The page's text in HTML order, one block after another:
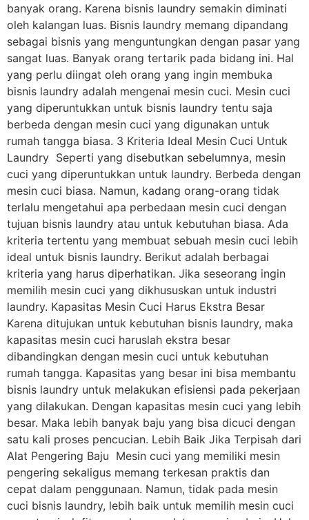
banyak orang. Karena bisnis laundry semakin diminati
oleh kalangan luas. Bisnis laundry memang dipandang
sebagai bisnis yang menguntungkan dengan pasar yang
sangat luas. Banyak orang tertarik pada bidang ini. Hal
yang perlu diingat oleh orang yang ingin membuka
bisnis laundry adalah mengenai mesin cuci. Mesin cuci
yang diperuntukkan untuk bisnis laundry tentu saja
berbeda dengan mesin cuci yang digunakan untuk
rumah tangga biasa. 3 Kriteria Ideal Mesin Cuci Untuk
Laundry Seperti yang disebutkan sebelumnya, mesin
cuci yang diperuntukkan untuk laundry. Berbeda dengan
mesin cuci biasa. Namun, kadang orang-orang tidak
terlalu mengetahui apa perbedaan mesin cuci dengan
tujuan bisnis laundry atau untuk kebutuhan biasa. Ada
kriteria tertentu yang membuat sebuah mesin cuci lebih
ideal untuk bisnis laundry. Berikut adalah berbagai
kriteria yang harus diperhatikan. Jika seseorang ingin
memilih mesin cuci yang dikhususkan untuk industri
laundry. Kapasitas Mesin Cuci Harus Ekstra Besar
Karena ditujukan untuk kebutuhan bisnis laundry, maka
kapasitas mesin cuci haruslah ekstra besar
dibandingkan dengan mesin cuci untuk kebutuhan
rumah tangga. Kapasitas yang besar ini bisa membantu
bisnis laundry untuk melakukan efisiensi pada pekerjaan
yang dilakukan. Dengan kapasitas mesin cuci yang lebih
besar. Maka lebih banyak baju yang bisa dicuci dengan
satu kali proses pencucian. Lebih Baik Jika Terpisah dari
Alat Pengering Baju Mesin cuci yang memiliki mesin
pengering sekaligus memang terkesan praktis dan
cepat dalam penggunaan. Namun, tidak pada mesin
cuci bisnis laundry, lebih baik untuk memilih mesin cuci